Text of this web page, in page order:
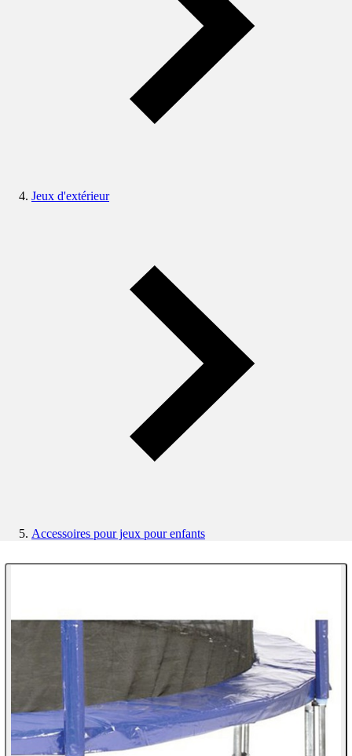
Jeux d'extérieur
Accessoires pour jeux pour enfants